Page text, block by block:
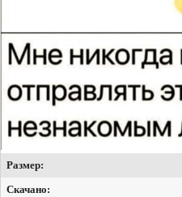
Размер:
Скачано: